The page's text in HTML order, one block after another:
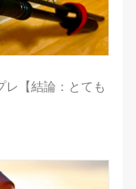
レ【結論：とても